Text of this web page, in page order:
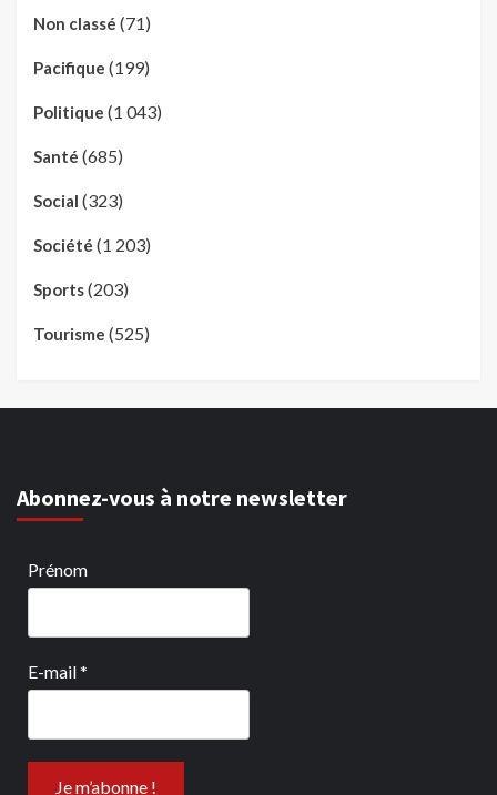
Non classé (71)
Pacifique (199)
Politique (1 043)
Santé (685)
Social (323)
Société (1 203)
Sports(203)
Tourisme (525)
Abonnez-vous à notre newsletter
Prénom
E-mail*